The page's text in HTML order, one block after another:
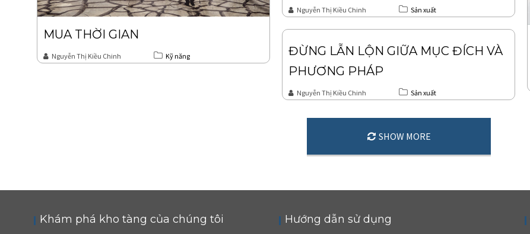
MUA THỜI GIAN
Nguyễn Thị Kiều Chinh Kỹ năng
Nguyễn Thị Kiều Chinh Sản xuất
ĐỪNG LẪN LỘN GIỮA MỤC ĐÍCH VÀ
PHƯƠNG PHÁP
Nguyễn Thị Kiều Chinh Sản xuất
SHOW MORE
Khám phá kho tàng của chúng tôi Hướng dẫn sử dụng